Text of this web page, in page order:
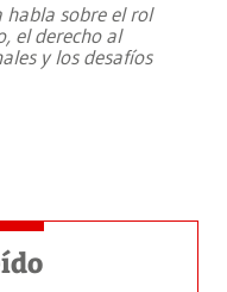
habla sobre el rol
el derecho al
y los desafíos